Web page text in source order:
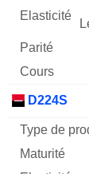
D224S